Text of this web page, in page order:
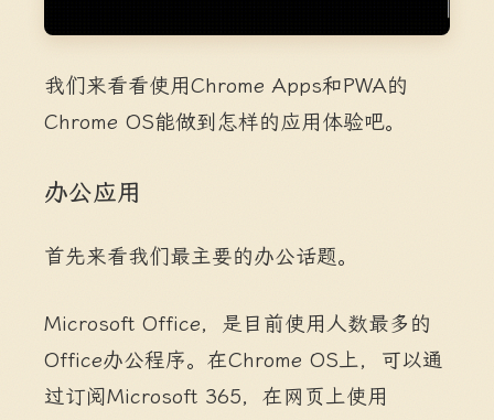
我们来看看使用Chrome Apps和PWA的
Chrome OS能做到怎样的应用体验吧。
办公应用
首先来看我们最主要的办公话题。
Microsoft Office，是目前使用人数最多的
Office办公程序。在Chrome OS上，可以通
过订阅Microsoft 365，在网页上使用